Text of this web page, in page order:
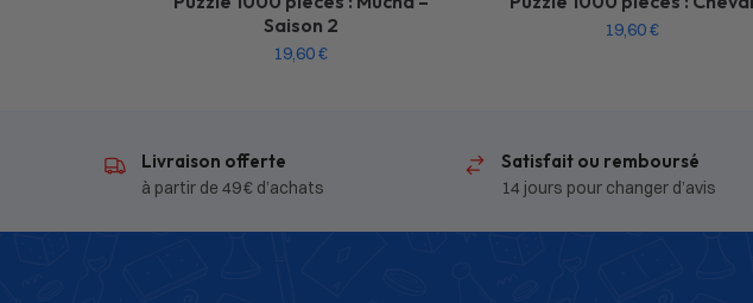
Saison 2
19,60€
19,60€
Livraison offerte
à partir de 49 € d’achats
Satisfait ou remboursé
14 jours pour changer d’avis